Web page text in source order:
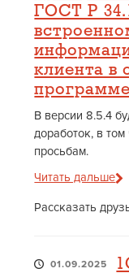
ГОСТ Р
клиента в
В версии 8.5.4
доработок, в
просьбам.
Читать дальше
Рассказать
01.09.2025